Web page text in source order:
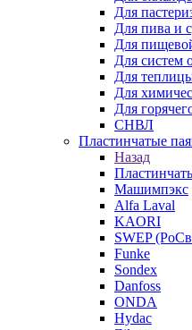
Для
Для пива и
Для
Для систем
Для
Для
Для
СНВЛ
Пластинчатые
Назад
Машимпэкс
Alfa Laval
KAORI
SWEP
Funke
Sondex
Danfoss
ONDA
Hydac